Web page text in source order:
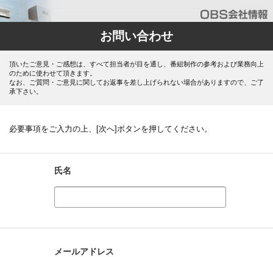
お問い合わせ
頂いたご意見・ご感想は、すべて担当者が目を通し、番組制作の参考および業務向上
のために使わせて頂きます。
なお、ご質問・ご意見に関してお返事を差し上げられない場合がありますので、ご了
承下さい。
必要事項をご入力の上、[次へ]ボタンを押してください。
氏名
メールアドレス